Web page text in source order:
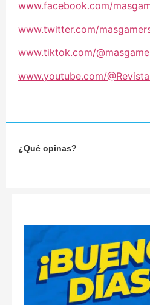
www.facebook.com/
www.twitter.com/
www.tiktok.com/
www.youtube.com/
¿Qué opinas?